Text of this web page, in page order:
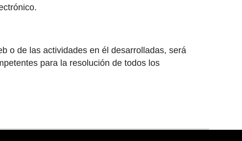
o de las actividades en él desarrolladas, será
para la resolución de todos los